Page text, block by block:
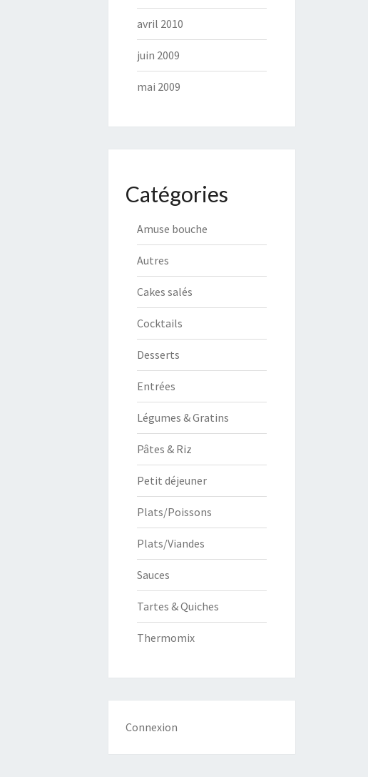
avril 2010
juin 2009
mai 2009
Catégories
Amuse bouche
Autres
Cakes salés
Cocktails
Desserts
Entrées
Légumes & Gratins
Pâtes & Riz
Petit déjeuner
Plats/Poissons
Plats/Viandes
Sauces
Tartes & Quiches
Thermomix
Connexion